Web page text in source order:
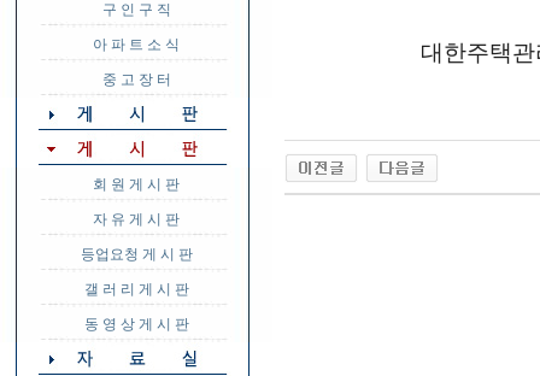
구 인 구 직
아 파 트 소 식
중 고 장 터
회 원 게 시 판
자 유 게 시 판
등업요청 게 시 판
갤 러 리 게 시 판
동 영 상 게 시 판
대한주택